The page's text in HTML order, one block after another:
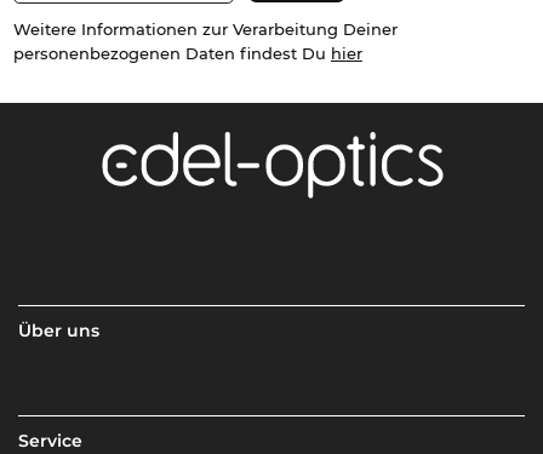
Weitere Informationen zur Verarbeitung Deiner
personenbezogenen Daten findest Du hier
Über uns
Service